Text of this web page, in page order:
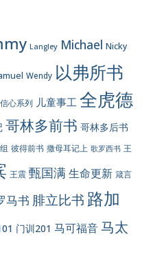
Langley Michael Nicky
Wendy 以弗所书
信心系列 儿童事工 全虎德
哥林多前书 哥林多后书
彼得前书 撒母耳记上 歌罗西书 王
王震 甄国满生命更新 箴言
马书 腓立比书 路加
门训201 马可福音马太